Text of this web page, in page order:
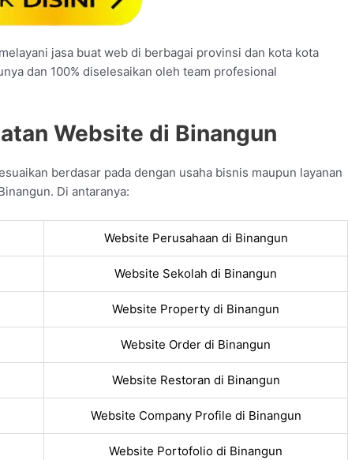
jasa buat web di berbagai provinsi dan kota kota
dan 100% diselesaikan oleh team profesional
Website di Binangun
berdasar pada dengan usaha bisnis maupun layanan
Di antaranya:
Website Perusahaan di Binangun
Website Sekolah di Binangun
Website Property di Binangun
Website Order di Binangun
Website Restoran di Binangun
Website Company Profile di Binangun
Website Portofolio di Binangun